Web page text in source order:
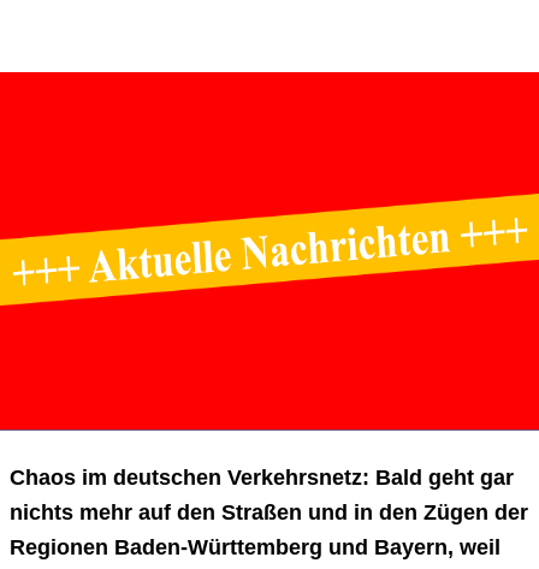
Chaos im deutschen Verkehrsnetz: Bald geht gar
nichts mehr auf den Straßen und in den Zügen der
Regionen Baden-Württemberg und Bayern, weil